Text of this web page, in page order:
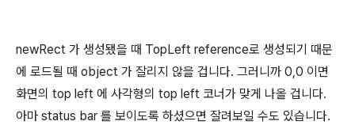
newRect 가 생성됐을 때 TopLeft reference로 생성되기 때문
에 로드될 때 object 가 잘리지 않을 겁니다. 그러니까 0,0 이면
화면의 top left 에 사각형의 top left 코너가 맞게 나올 겁니다.
아마 status bar 를 보이도록 하셨으면 잘려보일 수도 있습니다.